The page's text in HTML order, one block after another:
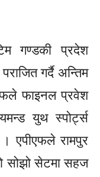
गण्डकी प्रदेश
गर्दै अन्तिम
फाइनल प्रवेश
युथस्पोर्ट्स
।एपीएफलेरामपुर
सोझो सेटमा सहज